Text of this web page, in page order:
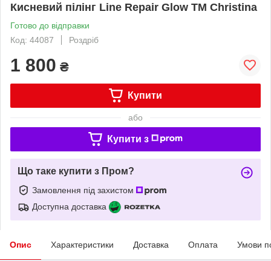
Кисневий пілінг Line Repair Glow TM Christina
Готово до відправки
Код: 44087
Роздріб
1 800 ₴
Купити
або
Купити з
Що таке купити з Пром?
Замовлення під захистом
Доступна доставка
Опис Характеристики Доставка Оплата Умови